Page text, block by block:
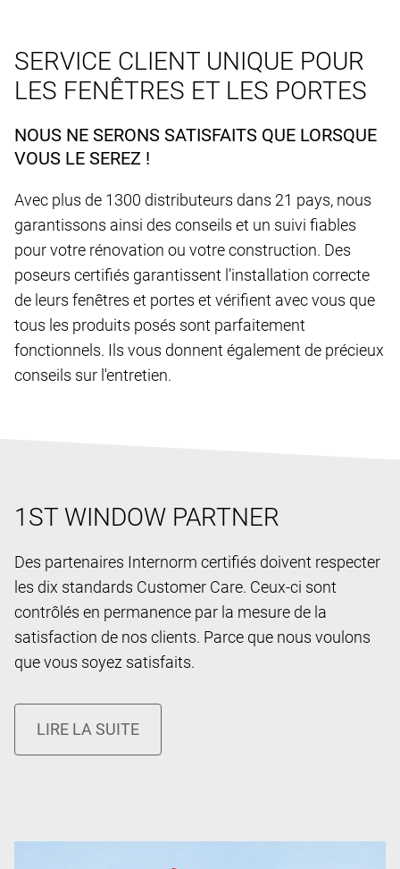
SERVICE CLIENT UNIQUE POUR
LES FENÊTRES ET LES PORTES
NOUS NE SERONS SATISFAITS QUE LORSQUE
VOUS LE SEREZ !
Avec plus de 1300 distributeurs dans 21 pays, nous
garantissons ainsi des conseils et un suivi fiables
pour votre rénovation ou votre construction. Des
poseurs certifiés garantissent l’installation correcte
de leurs fenêtres et portes et vérifient avec vous que
tous les produits posés sont parfaitement
fonctionnels. Ils vous donnent également de précieux
conseils sur l'entretien.
1ST WINDOW PARTNER
Des partenaires Internorm certifiés doivent respecter
les dix standards Customer Care. Ceux-ci sont
contrôlés en permanence par la mesure de la
satisfaction de nos clients. Parce que nous voulons
que vous soyez satisfaits.